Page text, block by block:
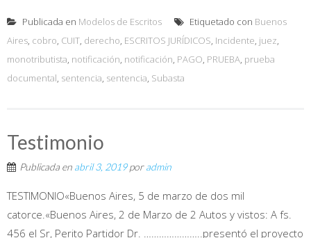
Publicada en Modelos de Escritos Etiquetado con Buenos
Aires, cobro, CUIT, derecho, ESCRITOS JURÍDICOS, Incidente, juez,
monotributista, notificación, notificación, PAGO, PRUEBA, prueba
documental, sentencia, sentencia, Subasta
Testimonio
Publicada en abril 3, 2019poradmin
TESTIMONIO«Buenos Aires, 5 de marzo de dos mil
catorce.«Buenos Aires, 2 de Marzo de 2 Autos y vistos: A fs.
456 el Sr, Perito Partidor Dr. …………………..presentó el proyecto